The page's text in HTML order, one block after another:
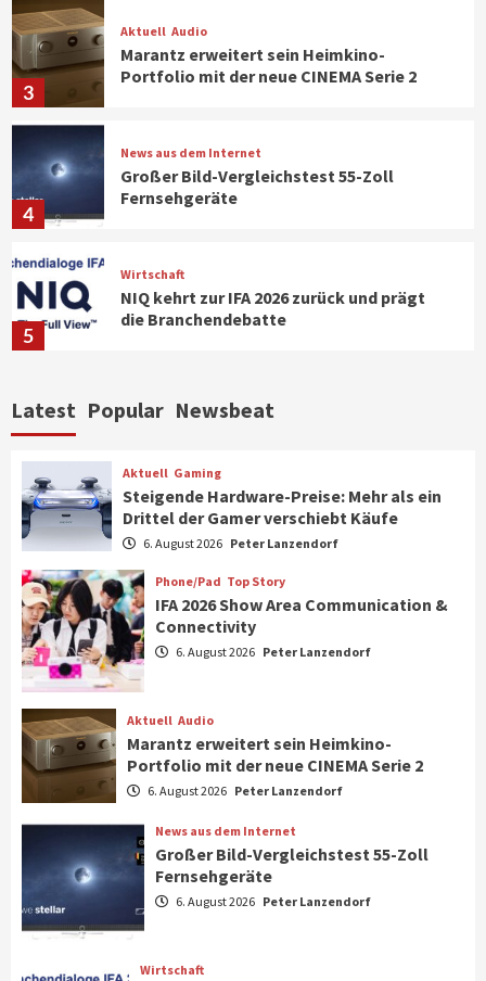
3
Aktuell Audio
Marantz erweitert sein Heimkino-
Portfolio mit der neue CINEMA Serie 2
4
News aus dem Internet
Großer Bild-Vergleichstest 55-Zoll
Fernsehgeräte
5
Wirtschaft
NIQ kehrt zur IFA 2026 zurück und prägt
die Branchendebatte
6
CHERRY baut Vertriebsteam in
7
Smart Living Top Story
Verbraucher setzen immer mehr auf
1
Aktuell
Steigende Hardware-Preise: Mehr als ein
Drittel der Gamer verschiebt Käufe
2
Phone/Pad Top Story
IFA 2026 Show Area Communication &
Connectivity
Aktuell Audio
Marantz erweitert sein Heimkino-
Portfolio mit der neue CINEMA Serie 2
Latest Popular Newsbeat
Aktuell Gaming
Steigende Hardware-Preise: Mehr als ein
Drittel der Gamer verschiebt Käufe
6. August 2026 Peter Lanzendorf
Phone/Pad Top Story
IFA 2026 Show Area Communication &
Connectivity
6. August 2026 Peter Lanzendorf
Aktuell Audio
Marantz erweitert sein Heimkino-
Portfolio mit der neue CINEMA Serie 2
6. August 2026 Peter Lanzendorf
News aus dem Internet
Großer Bild-Vergleichstest 55-Zoll
Fernsehgeräte
6. August 2026 Peter Lanzendorf
Wirtschaft